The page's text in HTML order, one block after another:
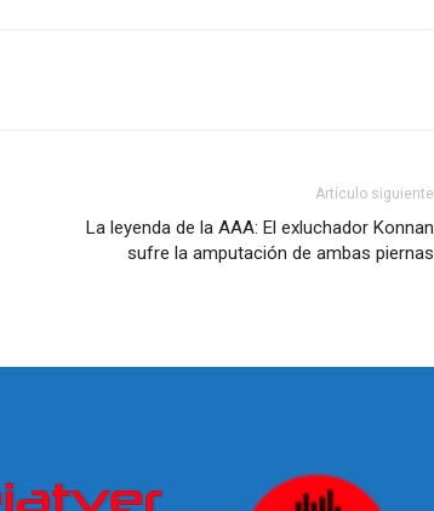
Artículo siguiente
La leyenda de la AAA: El exluchador Konnan
sufre la amputación de ambas piernas